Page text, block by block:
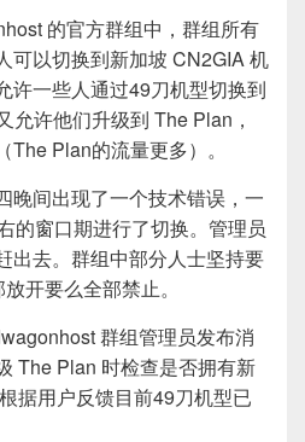
的官方群组中，群组所有
可以切换到新加坡 CN2GIA 机
许一些人通过49刀机型切换到
允许他们升级到 The Plan，
Plan的流量更多）。
晚间出现了一个技术错误，一
的窗口期进行了切换。管理员
出去。群组中部分人士坚持要
开要么全部禁止。
群组管理员发布消
The Plan 时检查是否拥有新
据用户反馈目前49刀机型已